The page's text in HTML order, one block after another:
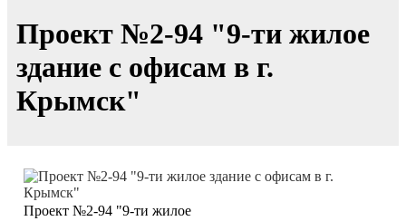
Проект №2-94 "9-ти жилое
здание с офисам в г.
Крымск"
Проект №2-94 "9-ти жилое